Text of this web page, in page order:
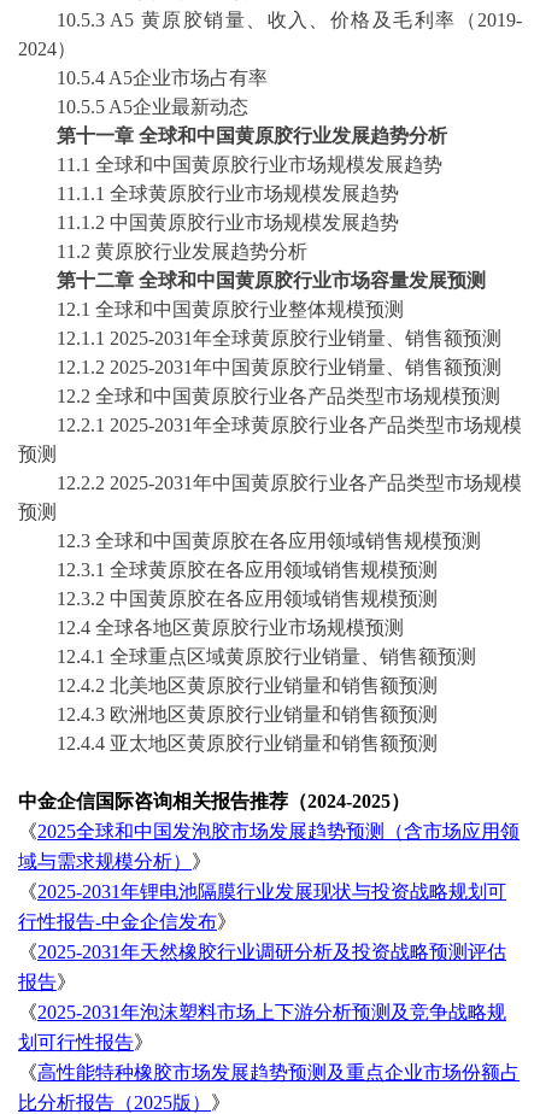
10.5.3 A5 黄原胶销量、收入、价格及毛利率（ 2019-
2024）
10.5.4 A5企业市场占有率
10.5.5 A5企业最新动态
第十一章 全球和中国黄原胶行业发展趋势分析
11.1 全球和中国黄原胶行业市场规模发展趋势
11.1.1 全球黄原胶行业市场规模发展趋势
11.1.2 中国黄原胶行业市场规模发展趋势
11.2 黄原胶行业发展趋势分析
第十二章 全球和中国黄原胶行业市场容量发展预测
12.1 全球和中国黄原胶行业整体规模预测
12.1.1 2025-2031年全球黄原胶行业销量、销售额预测
12.1.2 2025-2031年中国黄原胶行业销量、销售额预测
12.2 全球和中国黄原胶行业各产品类型市场规模预测
12.2.1 2025-2031年全球黄原胶行业各产品类型市场规模
预测
12.2.2 2025-2031年中国黄原胶行业各产品类型市场规模
预测
12.3 全球和中国黄原胶在各应用领域销售规模预测
12.3.1 全球黄原胶在各应用领域销售规模预测
12.3.2 中国黄原胶在各应用领域销售规模预测
12.4 全球各地区黄原胶行业市场规模预测
12.4.1 全球重点区域黄原胶行业销量、销售额预测
12.4.2 北美地区黄原胶行业销量和销售额预测
12.4.3 欧洲地区黄原胶行业销量和销售额预测
12.4.4 亚太地区黄原胶行业销量和销售额预测
中金企信国际咨询相关报告推荐（2024-2025）
《2025全球和中国发泡胶市场发展趋势预测（含市场应用领
域与需求规模分析） 》
《2025-2031年锂电池隔膜行业发展现状与投资战略规划可
行性报告-中金企信发布》
《2025-2031年天然橡胶行业调研分析及投资战略预测评估
报告》
《2025-2031年泡沫塑料市场上下游分析预测及竞争战略规
划可行性报告》
《高性能特种橡胶市场发展趋势预测及重点企业市场份额占
比分析报告（2025版） 》